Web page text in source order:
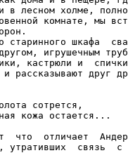
в лесном холме,
комнате, мы
старинного шкафа
игрушечным
кастрюли и
рассказывают друг
сотрется,
кожа
что  отличает
утративших  связь